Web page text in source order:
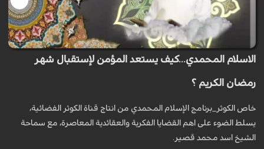
الاسلام المحمدي...كيف يستعد المؤمن لإستقبال شهر
رمضان الكريم ؟
خاص الكوثر_برنامج الإسلام المحمدي من انتاج قناة الكوثر الفضائية،
يسلط الضوء على اهم القضايا الفكرية والعقائدية المعاصرة، مع سماحة
الشيخ اسد محمد قصير.